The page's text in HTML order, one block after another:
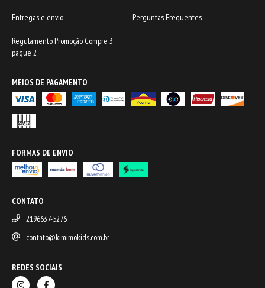
Entregas e envio Perguntas Frequentes
Regulamento Promoção Compre 3
pague 2
MEIOS DE PAGAMENTO
FORMAS DE ENVIO
CONTATO
2196637-5276
contato@kimimokids.com.br
REDES SOCIAIS